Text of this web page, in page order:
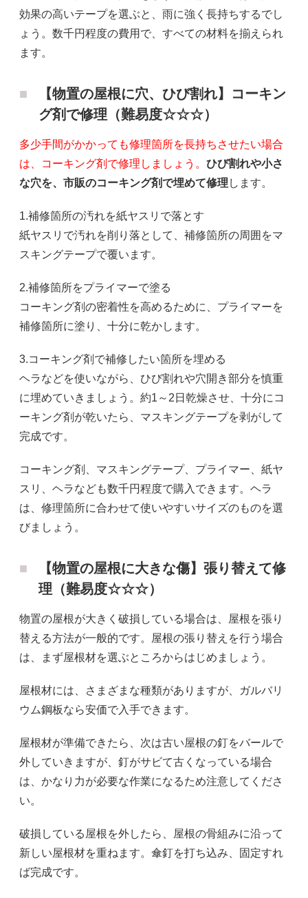
効果の高いテープを選ぶと、雨に強く長持ちするでし
ょう。数千円程度の費用で、すべての材料を揃えられ
ます。
【物置の屋根に穴、ひび割れ】コーキン
グ剤で修理（難易度☆☆☆）
多少手間がかかっても修理箇所を長持ちさせたい場合
は、コーキング剤で修理しましょう。 ひび割れや小さ
な穴を、市販のコーキング剤で埋めて修理 します。
1.補修箇所の汚れを紙ヤスリで落とす
紙ヤスリで汚れを削り落として、補修箇所の周囲をマ
スキングテープで覆います。
2.補修箇所をプライマーで塗る
コーキング剤の密着性を高めるために、プライマーを
補修箇所に塗り、十分に乾かします。
3.コーキング剤で補修したい箇所を埋める
ヘラなどを使いながら、ひび割れや穴開き部分を慎重
に埋めていきましょう。約1～2日乾燥させ、十分にコ
ーキング剤が乾いたら、マスキングテープを剥がして
完成です。
コーキング剤、マスキングテープ、プライマー、紙ヤ
スリ、ヘラなども数千円程度で購入できます。ヘラ
は、修理箇所に合わせて使いやすいサイズのものを選
びましょう。
【物置の屋根に大きな傷】張り替えて修
理（難易度☆☆☆）
物置の屋根が大きく破損している場合は、屋根を張り
替える方法が一般的です。屋根の張り替えを行う場合
は、まず屋根材を選ぶところからはじめましょう。
屋根材には、さまざまな種類がありますが、ガルバリ
ウム鋼板なら安価で入手できます。
屋根材が準備できたら、次は古い屋根の釘をバールで
外していきますが、釘がサビて古くなっている場合
は、かなり力が必要な作業になるため注意してくださ
い。
破損している屋根を外したら、屋根の骨組みに沿って
新しい屋根材を重ねます。傘釘を打ち込み、固定すれ
ば完成です。